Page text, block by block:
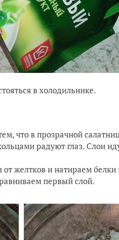
в холодильнике.
что в прозрачной
радуют глаз. Слои
желтков и натираем белки
первый слой.